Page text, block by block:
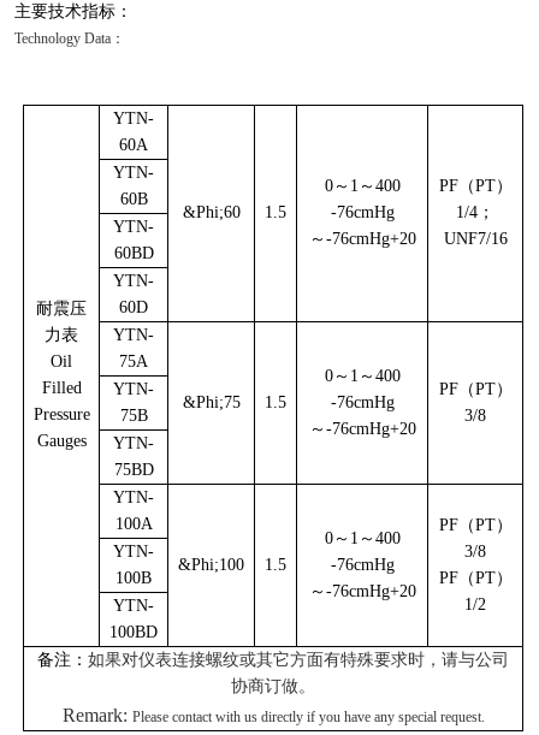
主要技术指标：
Technology Data ：
耐震压
力表
Oil
Filled
Pressure
Gauges
YTN-
60A
&Phi;60 1.5
0～1～400
-76cmHg
～-76cmHg+20
PF（PT）
1/4；
UNF7/16
YTN-
60B
YTN-
60BD
YTN-
60D
YTN-
75A
&Phi;75 1.5
0～1～400
-76cmHg
～-76cmHg+20
PF（PT）
3/8
YTN-
75B
YTN-
75BD
YTN-
100A
&Phi;100 1.5
0～1～400
-76cmHg
～-76cmHg+20
PF（PT）
3/8
PF（PT）
1/2
YTN-
100B
YTN-
100BD
备注：如果对仪表连接螺纹或其它方面有特殊要求时，请与公司
协商订做。
Remark: Please contact with us directly if you have any special request.